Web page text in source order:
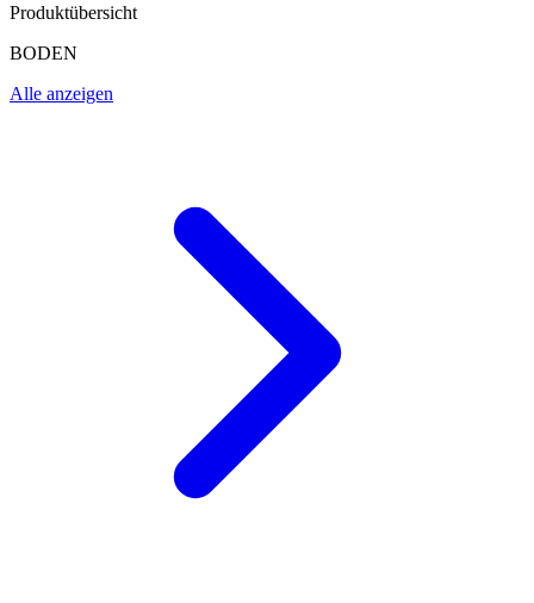
Produktübersicht
BODEN
Alle anzeigen